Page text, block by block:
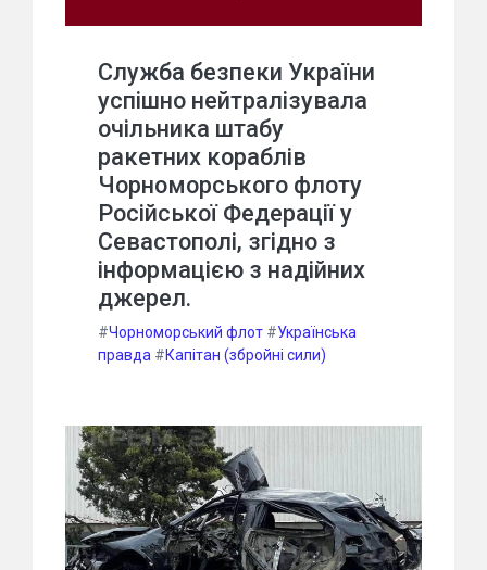
Служба безпеки України
успішно нейтралізувала
очільника штабу
ракетних кораблів
Чорноморського флоту
Російської Федерації у
Севастополі, згідно з
інформацією з надійних
джерел.
#Чорноморський флот #Українська
правда #Капітан (збройні сили)